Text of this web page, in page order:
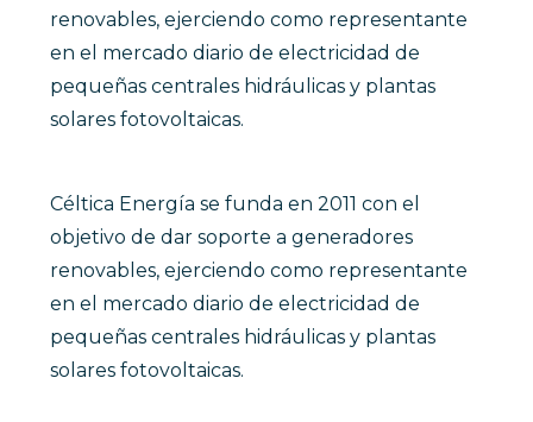
renovables, ejerciendo como representante
en el mercado diario de electricidad de
pequeñas centrales hidráulicas y plantas
solares fotovoltaicas.
Céltica Energía se funda en 2011 con el
objetivo de dar soporte a generadores
renovables, ejerciendo como representante
en el mercado diario de electricidad de
pequeñas centrales hidráulicas y plantas
solares fotovoltaicas.